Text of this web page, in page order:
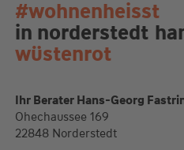
#wohnenheisst
in norderstedt
wüstenrot
Ihr Berater Hans-Georg
Ohechaussee 169
22848 Norderstedt